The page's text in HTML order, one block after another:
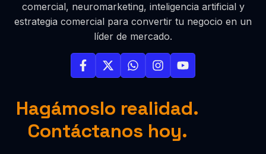
comercial, neuromarketing, inteligencia artificial y
estrategia comercial para convertir tu negocio en un
líder de mercado.
Hagámoslo realidad.
Contáctanos hoy.